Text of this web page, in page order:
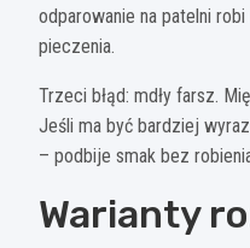
odparowanie na patelni
pieczenia.
Trzeci błąd: mdły farsz.
Jeśli ma być bardziej
– podbije smak bez
Warianty